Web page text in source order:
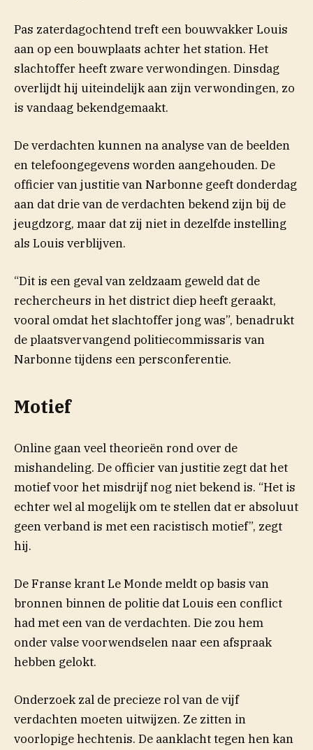
Pas zaterdagochtend treft een bouwvakker Louis
aan op een bouwplaats achter het station. Het
slachtoffer heeft zware verwondingen. Dinsdag
overlijdt hij uiteindelijk aan zijn verwondingen, zo
is vandaag bekendgemaakt.
De verdachten kunnen na analyse van de beelden
en telefoongegevens worden aangehouden. De
officier van justitie van Narbonne geeft donderdag
aan dat drie van de verdachten bekend zijn bij de
jeugdzorg, maar dat zij niet in dezelfde instelling
als Louis verblijven.
“Dit is een geval van zeldzaam geweld dat de
rechercheurs in het district diep heeft geraakt,
vooral omdat het slachtoffer jong was”, benadrukt
de plaatsvervangend politiecommissaris van
Narbonne tijdens een persconferentie.
Motief
Online gaan veel theorieën rond over de
mishandeling. De officier van justitie zegt dat het
motief voor het misdrijf nog niet bekend is. “Het is
echter wel al mogelijk om te stellen dat er absoluut
geen verband is met een racistisch motief”, zegt
hij.
De Franse krant LeMonde(opent in nieuw venster)
meldt op basis van
bronnen binnen de politie dat Louis een conflict
had met een van de verdachten. Die zou hem
onder valse voorwendselen naar een afspraak
hebben gelokt.
Onderzoek zal de precieze rol van de vijf
verdachten moeten uitwijzen. Ze zitten in
voorlopige hechtenis. De aanklacht tegen hen kan